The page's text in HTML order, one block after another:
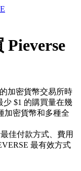
Pieverse
加密貨幣交易所時
少 $1 的購買量在幾
加密貨幣和多種全
佳付款方式、費用
最有效方式